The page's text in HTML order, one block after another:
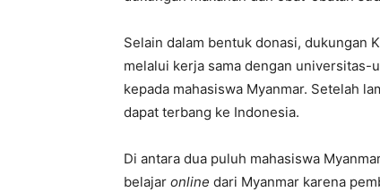
Selain dalam bentuk donasi, dukungan
melalui kerja sama dengan
kepada mahasiswa Myanmar. Setelah
dapat terbang ke Indonesia.
Di antara dua puluh mahasiswa
belajar online dari Myanmar karena